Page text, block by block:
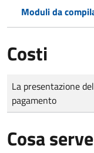
Moduli da
Costi
Tipo di pagamento
Importo
La presentazione
pagamento
Cosa serve